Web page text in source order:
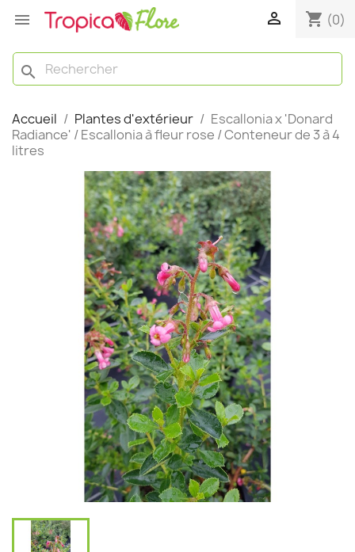
  shopping_cart (0)
search
Accueil Plantes d'extérieur
Escallonia x 'Donard
Radiance' / Escallonia à fleur rose / Conteneur de 3 à 4
litres